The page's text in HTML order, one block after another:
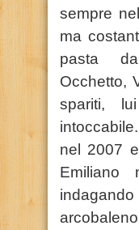
sempre
ma
pasta
Occhetto,
spariti,
nel 2007
Emiliano